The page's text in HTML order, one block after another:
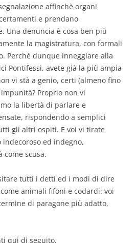
affinchè organi
e prendano
Una denuncia è cosa ben più
la magistratura, con formali
Perchè dunque inneggiare alla
Pontifessi, avete già la più ampia
vi stà a genio, certi (almeno fino
Proprio non vi
la libertà di parlare e
rispondendo a semplici
gli altri ospiti. E voi vi tirate
ed indegno,
come scusa.
tutti i detti ed i modi di dire
animali fifoni e codardi: voi
di paragone più adatto,
qui di seguito.